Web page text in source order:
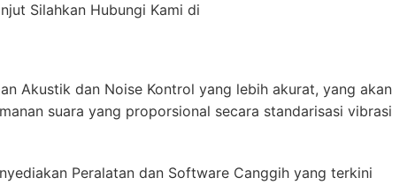
Silahkan Hubungi Kami di
Akustik dan Noise Kontrol yang lebih akurat, yang akan
suara yang proporsional secara standarisasi vibrasi
Peralatan dan Software Canggih yang terkini